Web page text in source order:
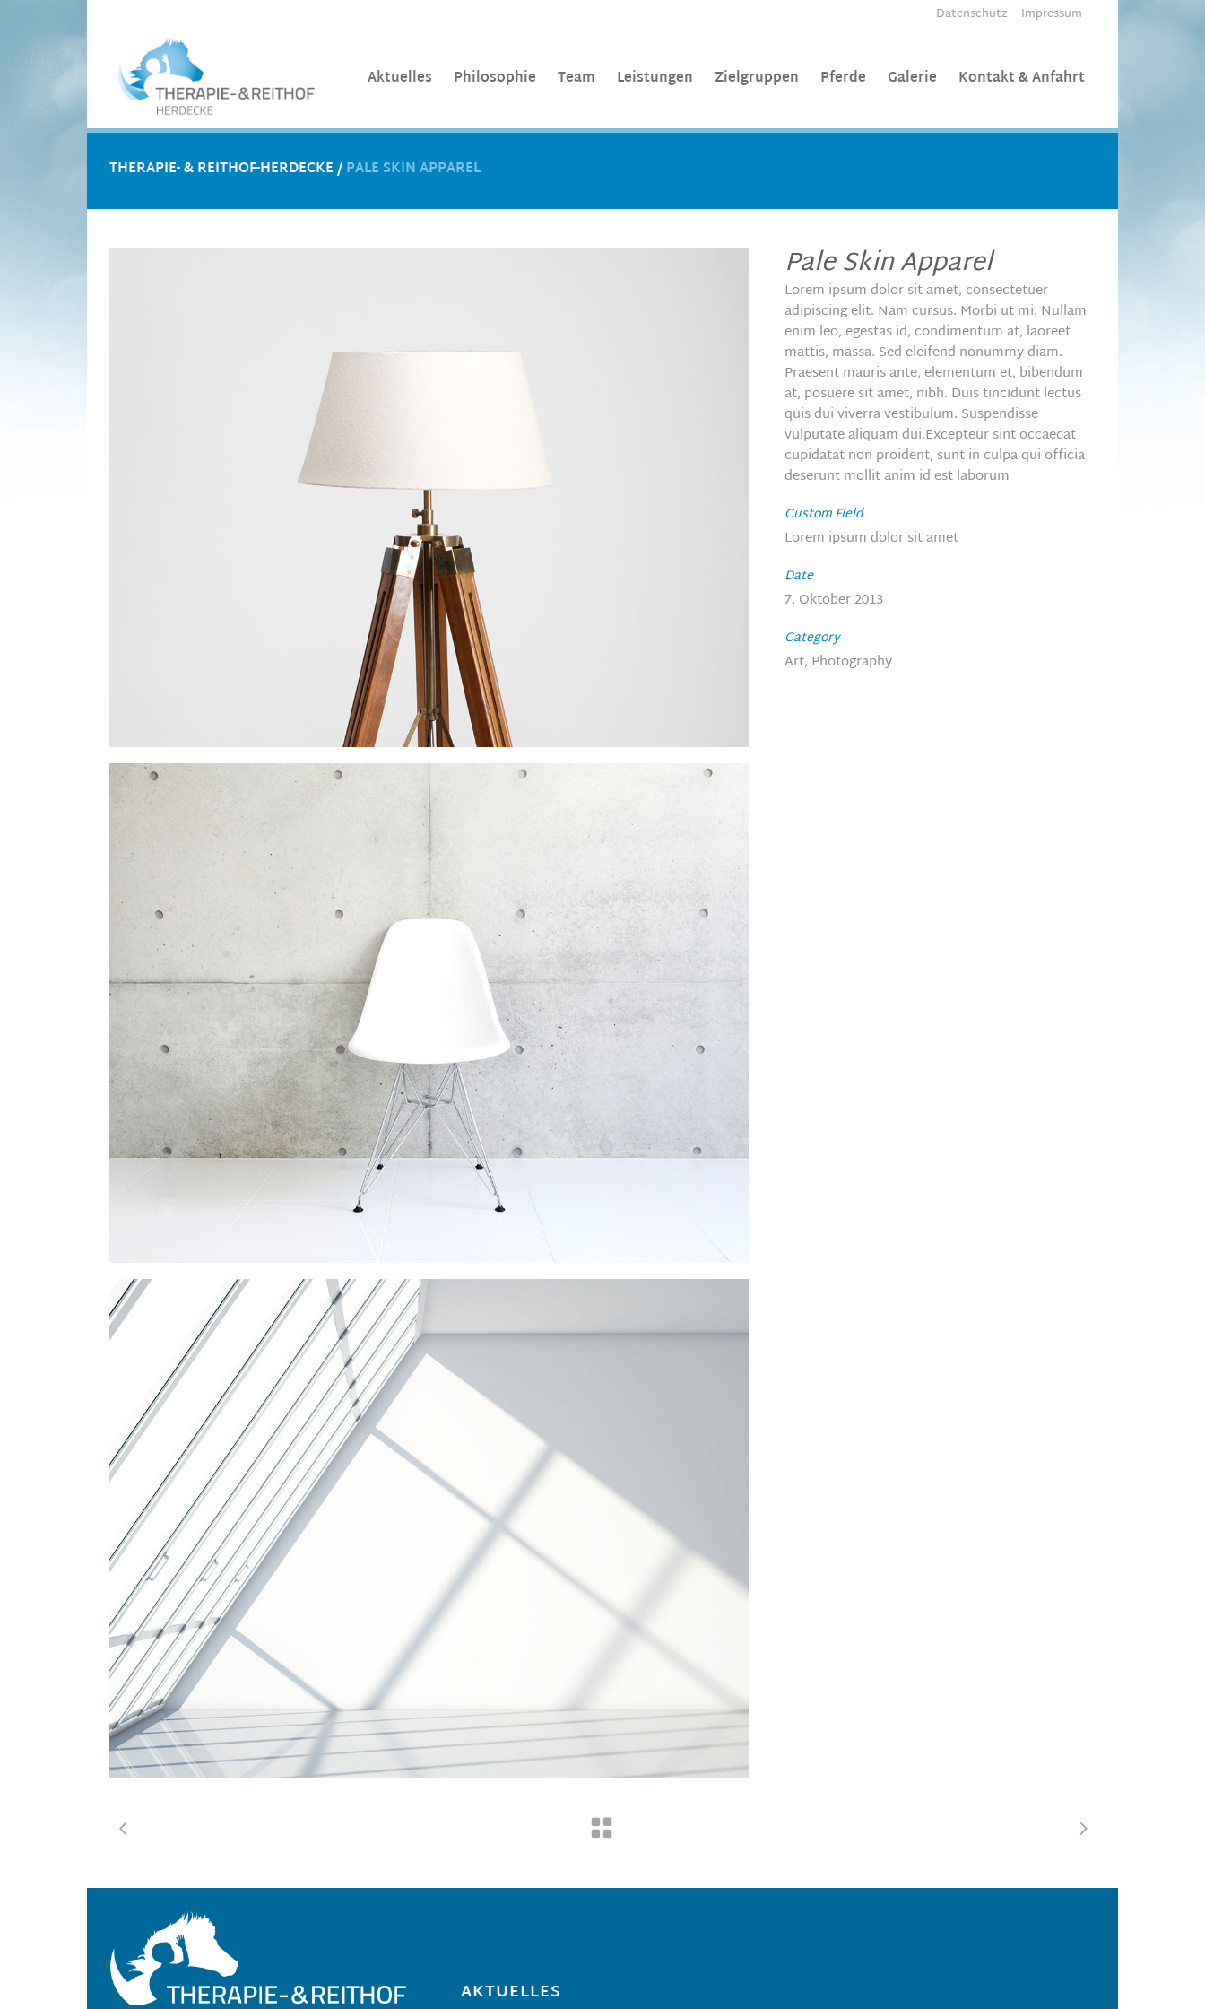
Datenschutz Impressum
Aktuelles Philosophie Team Leistungen Zielgruppen Pferde Galerie Kontakt & Anfahrt
THERAPIE- & REITHOF-HERDECKE/PALE SKIN APPAREL
Pale Skin Apparel
Lorem ipsum dolor sit amet, consectetuer
adipiscing elit. Nam cursus. Morbi ut mi. Nullam
enim leo, egestas id, condimentum at, laoreet
mattis, massa. Sed eleifend nonummy diam.
Praesent mauris ante, elementum et, bibendum
at, posuere sit amet, nibh. Duis tincidunt lectus
quis dui viverra vestibulum. Suspendisse
vulputate aliquam dui.Excepteur sint occaecat
cupidatat non proident, sunt in culpa qui officia
deserunt mollit anim id est laborum
Custom Field
Lorem ipsum dolor sit amet
Date
7. Oktober 2013
Category
Art, Photography
AKTUELLES